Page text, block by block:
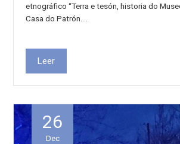
etnográfico “Terra e tesón, historia do
Casa do Patrón.…
Leer
26
Dec